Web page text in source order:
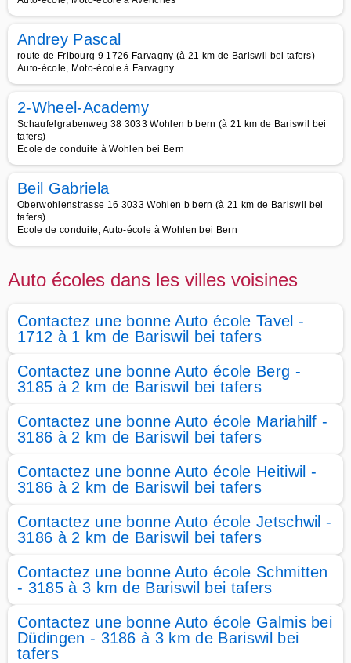
Andrey Pascal
route de Fribourg 9 1726 Farvagny (à 21 km de Bariswil bei tafers)
Auto-école, Moto-école à Farvagny
2-Wheel-Academy
Schaufelgrabenweg 38 3033 Wohlen b bern (à 21 km de Bariswil bei
tafers)
Ecole de conduite à Wohlen bei Bern
Beil Gabriela
Oberwohlenstrasse 16 3033 Wohlen b bern (à 21 km de Bariswil bei
tafers)
Ecole de conduite, Auto-école à Wohlen bei Bern
Auto écoles dans les villes voisines
Contactez une bonne Auto école Tavel -
1712 à 1 km de Bariswil bei tafers
Contactez une bonne Auto école Berg -
3185 à 2 km de Bariswil bei tafers
Contactez une bonne Auto école Mariahilf -
3186 à 2 km de Bariswil bei tafers
Contactez une bonne Auto école Heitiwil -
3186 à 2 km de Bariswil bei tafers
Contactez une bonne Auto école Jetschwil -
3186 à 2 km de Bariswil bei tafers
Contactez une bonne Auto école Schmitten
- 3185 à 3 km de Bariswil bei tafers
Contactez une bonne Auto école Galmis bei
Düdingen - 3186 à 3 km de Bariswil bei
tafers